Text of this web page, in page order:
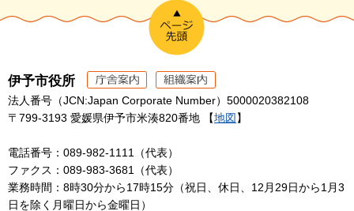
伊予市役所
法人番号（JCN:Japan Corporate Number）5000020382108
〒799-3193 愛媛県伊予市米湊820番地 【地図 】
電話番号：089-982-1111（代表）
ファクス：089-983-3681（代表）
業務時間：8時30分から17時15分（祝日、休日、12月29日から1月3
日を除く月曜日から金曜日）